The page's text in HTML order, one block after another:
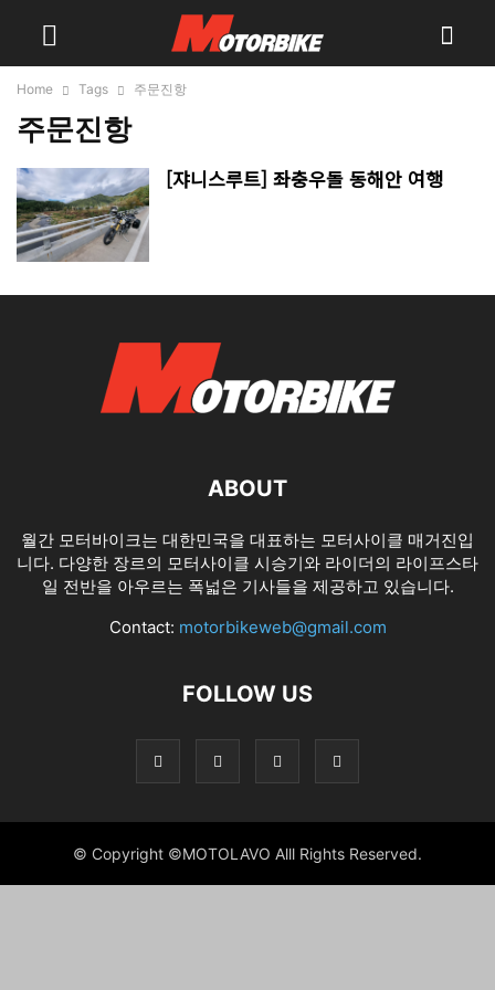
Home Tags 주문진항
주문진항
[쟈니스루트] 좌충우돌 동해안 여행
ABOUT
월간 모터바이크는 대한민국을 대표하는 모터사이클 매거진입
니다. 다양한 장르의 모터사이클 시승기와 라이더의 라이프스타
일 전반을 아우르는 폭넓은 기사들을 제공하고 있습니다.
Contact: motorbikeweb@gmail.com
FOLLOW US
© Copyright ©MOTOLAVO Alll Rights Reserved.